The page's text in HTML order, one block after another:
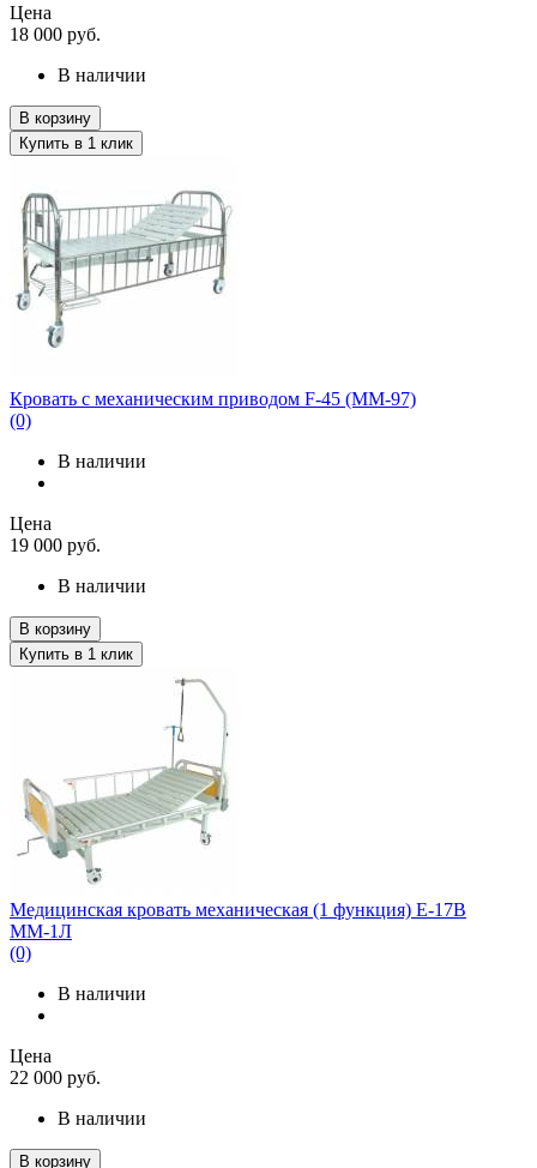
Цена
18 000 руб.
В наличии
В корзину
Купить в 1 клик
Кровать с механическим приводом F-45 (ММ-97)
(0)
В наличии
Цена
19 000 руб.
В наличии
В корзину
Купить в 1 клик
Медицинская кровать механическая (1 функция) E-17B
ММ-1Л
(0)
В наличии
Цена
22 000 руб.
В наличии
В корзину